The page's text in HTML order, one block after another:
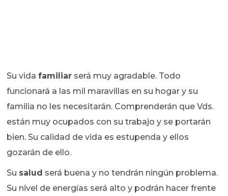
Su vidafamiliar será muy agradable. Todo
funcionará a las mil maravillas en su hogar y su
familia no les necesitarán. Comprenderán que Vds.
están muy ocupados con su trabajo y se portarán
bien. Su calidad de vida es estupenda y ellos
gozarán de ello.
Su salud será buena y no tendrán ningún problema.
Su nivel de energías será alto y podrán hacer frente